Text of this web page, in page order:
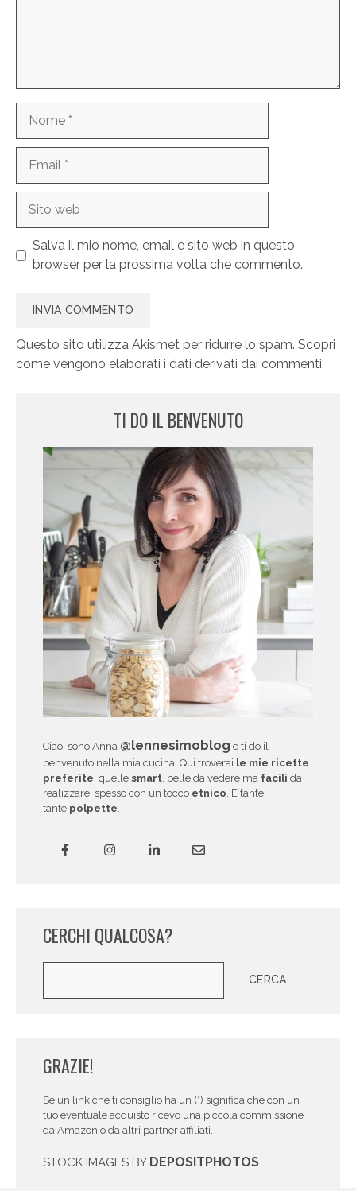
Salva il mio nome, email e sito web in questo
browser per la prossima volta che commento.
Questo sito utilizza Akismet per ridurre lo spam. Scopri
come vengono elaborati i dati derivati dai commenti.
TI DO IL BENVENUTO
Ciao, sono Anna @lennesimoblog e ti do il
benvenuto nella mia cucina. Qui troverai le mie ricette
preferite, quelle smart, belle da vedere ma facili da
realizzare, spesso con un tocco etnico. E tante,
tante polpette.
CERCHI QUALCOSA?
CERCA
GRAZIE!
Se un link che ti consiglio ha un (*) significa che con un
tuo eventuale acquisto ricevo una piccola commissione
da Amazon o da altri partner affiliati.
STOCK IMAGES BY DEPOSITPHOTOS